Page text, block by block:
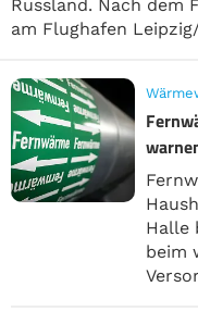
Russland. Nach dem
am Flughafen
Halle
beim